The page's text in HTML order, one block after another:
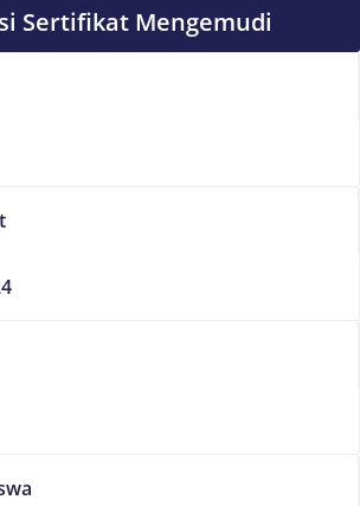
Sertifikat Mengemudi